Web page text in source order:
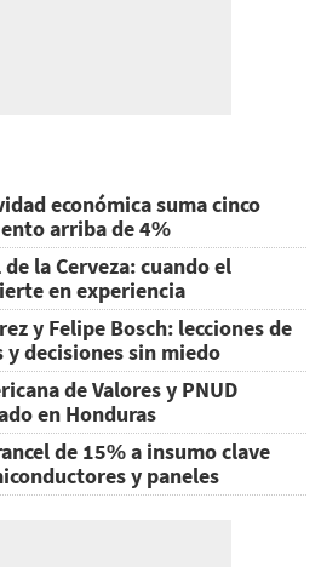
económica suma cinco
arriba de 4%
la Cerveza: cuando el
en experiencia
y Felipe Bosch: lecciones de
decisiones sin miedo
de Valores y PNUD
en Honduras
de 15% a insumo clave
y paneles